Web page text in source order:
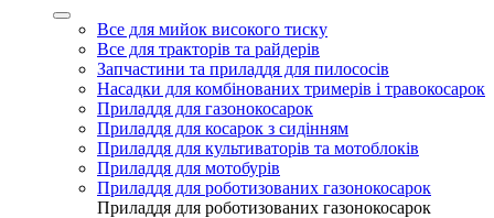
Все для мийок високого тиску
Все для тракторів та райдерів
Запчастини та приладдя для пилососів
Насадки для комбінованих тримерів і травокосарок
Приладдя для газонокосарок
Приладдя для косарок з сидінням
Приладдя для культиваторів та мотоблоків
Приладдя для мотобурів
Приладдя для роботизованих газонокосарок
Приладдя для роботизованих газонокосарок